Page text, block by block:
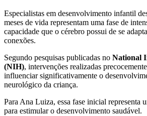
Especialistas em desenvolvimento infantil
meses de vida representam uma fase de
capacidade que o cérebro possui de se
conexões.
Segundo pesquisas publicadas no National
(NIH), intervenções realizadas
influenciar significativamente o
neurológico da criança.
Para Ana Luiza, essa fase inicial representa
para estimular o desenvolvimento saudável.